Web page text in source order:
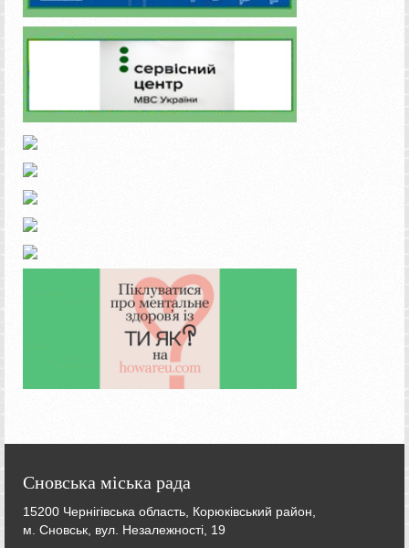
Сновська міська рада
15200 Чернігівська область, Корюківський район,
м. Сновськ, вул. Незалежності, 19